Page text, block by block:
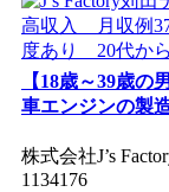
【18歳～39歳
車エンジンの製
株式会社J’s
1134176